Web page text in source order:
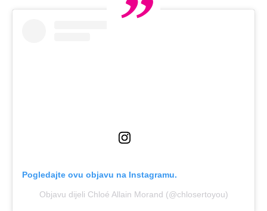
Pogledajte ovu objavu na Instagramu.
Objavu dijeli Chloé Allain Morand (@chlosertoyou)